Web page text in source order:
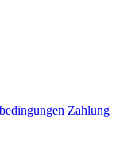
Zahlung